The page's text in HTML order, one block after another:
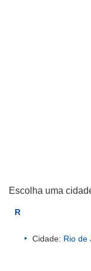
Escolha uma
R
Cidade: Rio de